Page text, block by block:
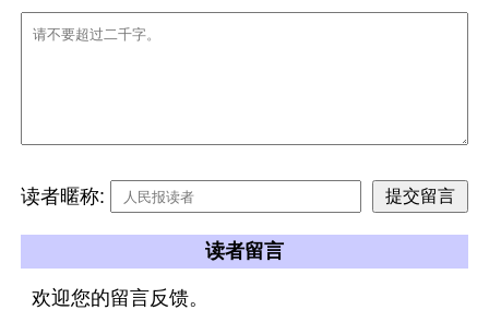
读者暱称:
读者留言
欢迎您的留言反馈。